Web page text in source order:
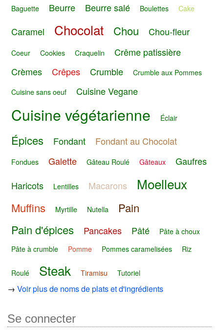
Baguette Beurre Beurre salé Boulettes Cake
Caramel Chocolat Chou Chou-fleur
Coeur Cookies Craquelin
Crême patissière
Crèmes
Crêpes Crumble
Crumble aux Pommes
Cuisine sans oeuf
Cuisine Vegane
Cuisine végétarienne Éclair
Épices Fondant Fondant au Chocolat
Fondues Galette Gâteau Roulé Gâteaux
Gaufres
Haricots
Lentilles Macarons Moelleux
Muffins Myrtille Nutella
Pain
Pain d'épices
Pancakes Pâté
Pâte à choux
Pâte à crumble
Pomme Pommes caramelisées Riz
Roulé Steak Tiramisu Tutoriel
→ Voir plus de noms de plats et d'ingrédients
Se connecter